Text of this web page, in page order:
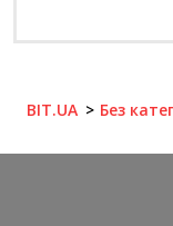
BIT.UA Без